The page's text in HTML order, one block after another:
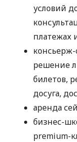
условий
платежах
решение
билетов,
досуга,
аренда
бизнес-
premium-